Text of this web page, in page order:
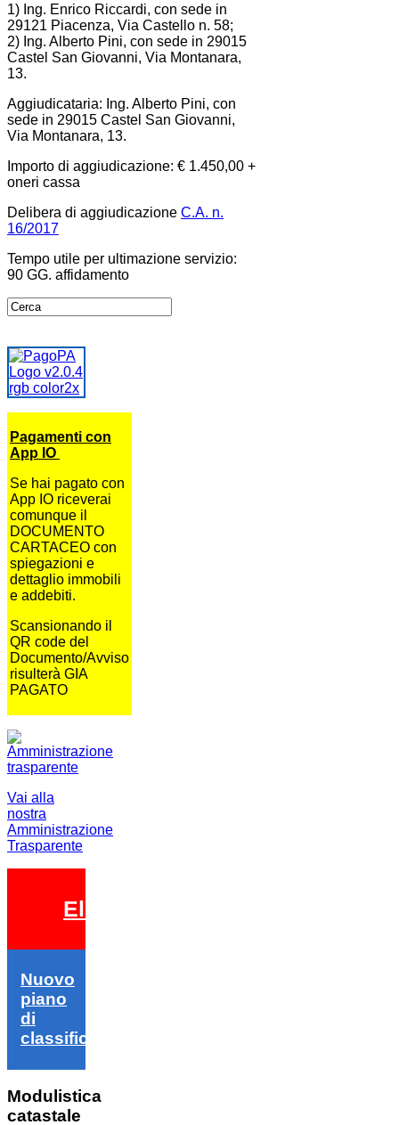
1) Ing. Enrico Riccardi, con sede in
29121 Piacenza, Via Castello n. 58;
2) Ing. Alberto Pini, con sede in 29015
Castel San Giovanni, Via Montanara,
13.
Aggiudicataria: Ing. Alberto Pini, con
sede in 29015 Castel San Giovanni,
Via Montanara, 13.
Importo di aggiudicazione: € 1.450,00 +
oneri cassa
Delibera di aggiudicazione C.A. n.
16/2017
Tempo utile per ultimazione servizio:
90 GG. affidamento
Pagamenti con
App IO
Se hai pagato con
App IO riceverai
comunque il
DOCUMENTO
CARTACEO con
spiegazioni e
dettaglio immobili
e addebiti.
Scansionando il
QR code del
Documento/Avviso
risulterà GIA
PAGATO
Vai alla
nostra
Amministrazione
Trasparente
Elezioni 2026
Nuovo
piano
di
classifica
Modulistica
catastale